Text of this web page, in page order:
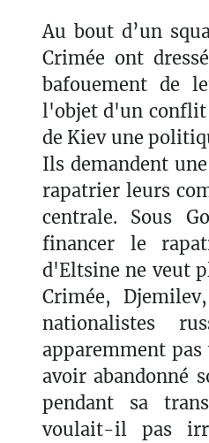
Au bout d’un
Crimée ont
bafouement de
l'objet d'un conflit
de Kiev une
Ils demandent
rapatrier leurs
centrale. Sous
financer le
d'Eltsine ne veut
Crimée,
nationalistes
apparemment
avoir abandonné
pendant sa
voulait-il pas